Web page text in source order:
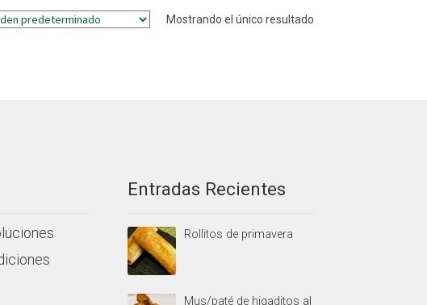
Mostrando el único resultado
Entradas Recientes
Rollitos de primavera
Mus/paté de higaditos al